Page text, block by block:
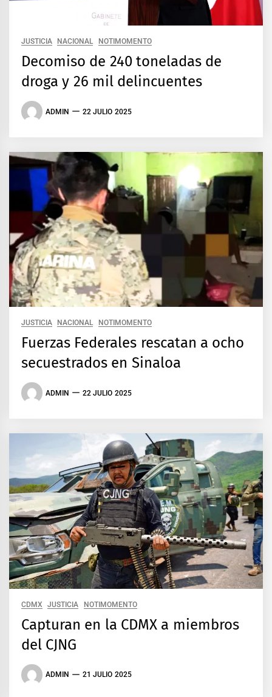
JUSTICIA NACIONAL NOTIMOMENTO
Decomiso de 240 toneladas de
droga y 26 mil delincuentes
ADMIN 22 JULIO 2025
JUSTICIA NACIONAL NOTIMOMENTO
Fuerzas Federales rescatan a ocho
secuestrados en Sinaloa
ADMIN 22 JULIO 2025
CDMX JUSTICIA NOTIMOMENTO
Capturan en la CDMX a miembros
del CJNG
ADMIN 21 JULIO 2025